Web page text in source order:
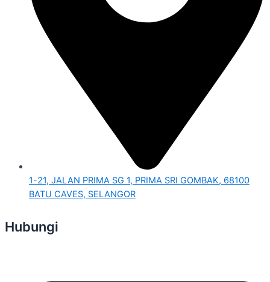
1-21, JALAN PRIMA SG 1, PRIMA SRI GOMBAK, 68100
BATU CAVES, SELANGOR
Hubungi